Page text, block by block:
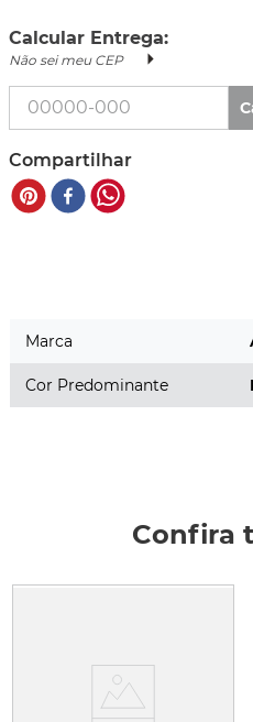
Calcular Entrega:
Não sei meu CEP
Compartilhar
Marca
Cor Predominante
Confira